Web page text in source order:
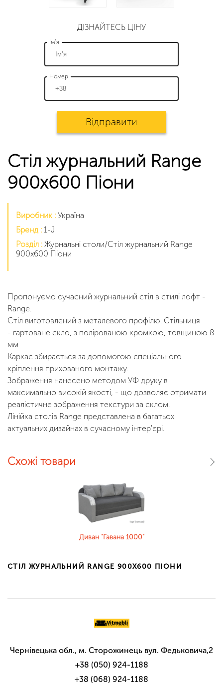
ДІЗНАЙТЕСЬ ЦІНУ
Ім’я
Номер
Відправити
Стіл журнальний Range
900x600 Піони
Виробник : Україна
Бренд : 1-J
Розділ : Журнальні столи/Стіл журнальний Range
900x600 Піони
Пропонуємо сучасний журнальний стіл в стилі лофт -
Range.
Стіл виготовлений з металевого профілю. Стільниця
- гартоване скло, з полірованою кромкою, товщиною 8
мм.
Каркас збирається за допомогою спеціального
кріплення прихованого монтажу.
Зображення нанесено методом УФ друку в
максимально високій якості, - що дозволяє отримати
реалістичне зображення текстури за склом.
Лінійка столів Range представлена в багатьох
актуальних дизайнах в сучасному інтер'єрі.
Схожі товари
Диван "Гавана 1000"
СТІЛ ЖУРНАЛЬНИЙ RANGE 900X600 ПІОНИ
Чернівецька обл., м. Сторожинець вул. Федьковича,2
+38 (050) 924-1188
+38 (068) 924-1188